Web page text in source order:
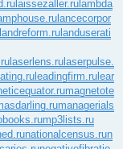
laissezaller.rulambda
lancecorpor
landreform.rulanduserati
laserlens.rulaserpulse.
leadingfirm.rulear
magnetote
managerials
mp3lists.ru
nationalcensus.run